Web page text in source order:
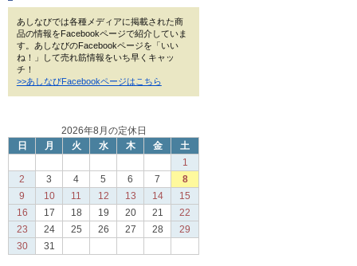
あしなびでは各種メディアに掲載された商
品の情報をFacebookページで紹介していま
す。あしなびのFacebookページを「いい
ね！」して売れ筋情報をいち早くキャッ
チ！
>>あしなびFacebookページはこちら
2026年8月の定休日
日
月 火 水 木 金
土
1
2
3 4 5 6 7
8
9
10 11 12 13 14
15
16
17 18 19 20 21
22
23
24 25 26 27 28
29
30
31